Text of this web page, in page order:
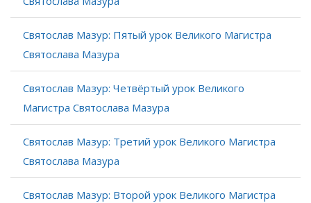
Святослав Мазур: Пятый урок Великого Магистра
Святослава Мазура
Святослав Мазур: Четвёртый урок Великого
Магистра Святослава Мазура
Святослав Мазур: Третий урок Великого Магистра
Святослава Мазура
Святослав Мазур: Второй урок Великого Магистра